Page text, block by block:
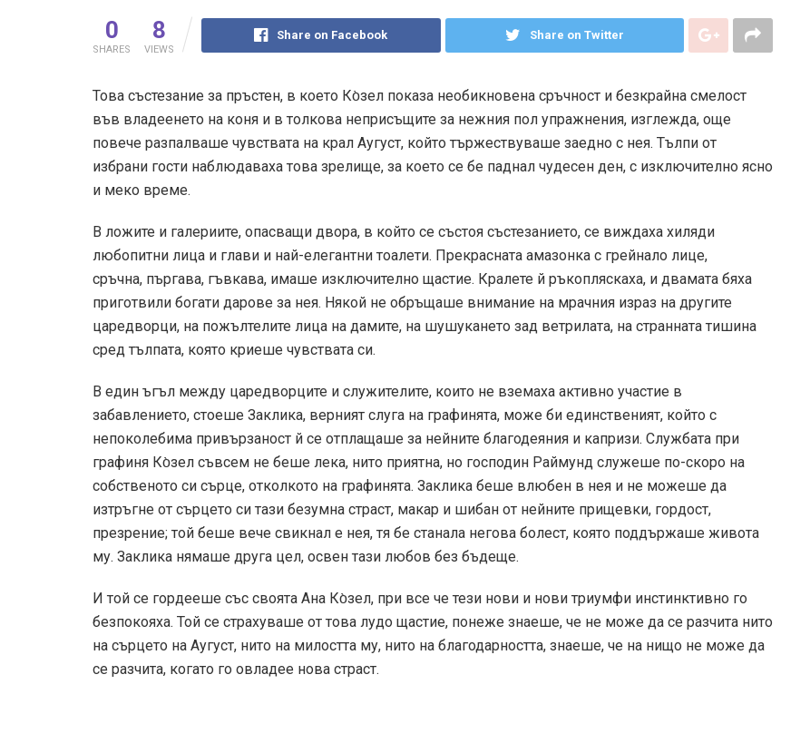
0
SHARES
8
VIEWS
Share on Facebook Share on Twitter
Това състезание за пръстен, в което Ко̀зел показа необикновена сръчност и безкрайна смелост
във владеенето на коня и в толкова неприсъщите за нежния пол упражнения, изглежда, още
повече разпалваше чувствата на крал Аугуст, който тържествуваше заедно с нея. Тълпи от
избрани гости наблюдаваха това зрелище, за което се бе паднал чудесен ден, с изключително ясно
и меко време.
В ложите и галериите, опасващи двора, в който се състоя състезанието, се виждаха хиляди
любопитни лица и глави и най-елегантни тоалети. Прекрасната амазонка с грейнало лице,
сръчна, пъргава, гъвкава, имаше изключително щастие. Кралете й ръкопляскаха, и двамата бяха
приготвили богати дарове за нея. Някой не обръщаше внимание на мрачния израз на другите
царедворци, на пожълтелите лица на дамите, на шушукането зад ветрилата, на странната тишина
сред тълпата, която криеше чувствата си.
В един ъгъл между царедворците и служителите, които не вземаха активно участие в
забавлението, стоеше Заклика, верният слуга на графинята, може би единственият, който с
непоколебима привързаност й се отплащаше за нейните благодеяния и капризи. Службата при
графиня Ко̀зел съвсем не беше лека, нито приятна, но господин Раймунд служеше по-скоро на
собственото си сърце, отколкото на графинята. Заклика беше влюбен в нея и не можеше да
изтръгне от сърцето си тази безумна страст, макар и шибан от нейните прищевки, гордост,
презрение; той беше вече свикнал е нея, тя бе станала негова болест, която поддържаше живота
му. Заклика нямаше друга цел, освен тази любов без бъдеще.
И той се гордееше със своята Ана Ко̀зел, при все че тези нови и нови триумфи инстинктивно го
безпокояха. Той се страхуваше от това лудо щастие, понеже знаеше, че не може да се разчита нито
на сърцето на Аугуст, нито на милостта му, нито на благодарността, знаеше, че на нищо не може да
се разчита, когато го овладее нова страст.